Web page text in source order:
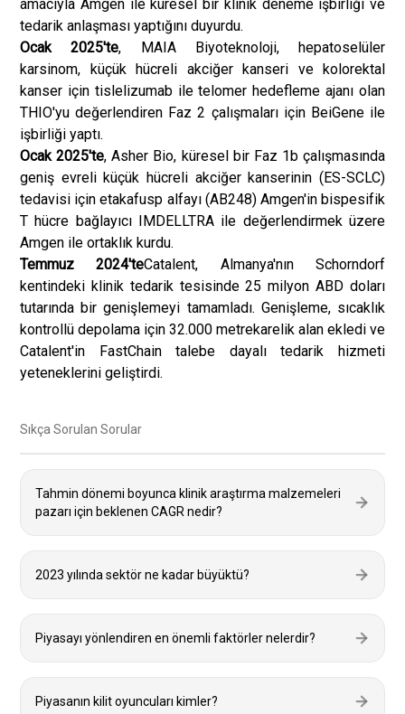
amacıyla Amgen ile küresel bir klinik deneme işbirliği ve
tedarik anlaşması yaptığını duyurdu.
Ocak 2025'te, MAIA Biyoteknoloji, hepatoselüler
karsinom, küçük hücreli akciğer kanseri ve kolorektal
kanser için tislelizumab ile telomer hedefleme ajanı olan
THIO'yu değerlendiren Faz 2 çalışmaları için BeiGene ile
işbirliği yaptı.
Ocak 2025'te, Asher Bio, küresel bir Faz 1b çalışmasında
geniş evreli küçük hücreli akciğer kanserinin (ES-SCLC)
tedavisi için etakafusp alfayı (AB248) Amgen'in bispesifik
T hücre bağlayıcı IMDELLTRA ile değerlendirmek üzere
Amgen ile ortaklık kurdu.
Temmuz 2024'teCatalent, Almanya'nın Schorndorf
kentindeki klinik tedarik tesisinde 25 milyon ABD doları
tutarında bir genişlemeyi tamamladı. Genişleme, sıcaklık
kontrollü depolama için 32.000 metrekarelik alan ekledi ve
Catalent'in FastChain talebe dayalı tedarik hizmeti
yeteneklerini geliştirdi.
Sıkça Sorulan Sorular
Tahmin dönemi boyunca klinik araştırma malzemeleri
pazarı için beklenen CAGR nedir?
2023 yılında sektör ne kadar büyüktü?
Piyasayı yönlendiren en önemli faktörler nelerdir?
Piyasanın kilit oyuncuları kimler?